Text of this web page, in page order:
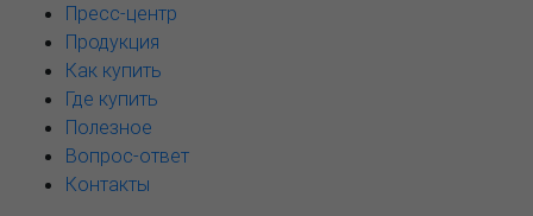
Пресс-центр
Продукция
Как купить
Где купить
Полезное
Вопрос-ответ
Контакты